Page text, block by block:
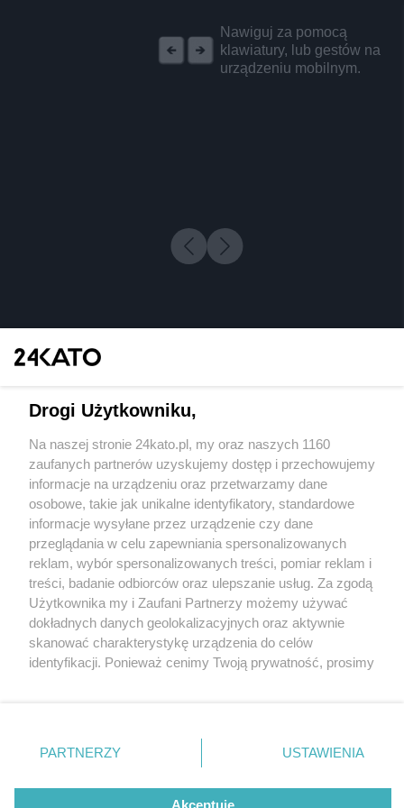
Nawiguj za pomocą
klawiatury, lub gestów na
urządzeniu mobilnym.
5 / 0
Wydawca mediów lokalnych
Nie zapomnij
zapoznać się z:
polityką prywatności regulamin korzystania z portali
Twojemiasto
Piekary Śląskie
Chorzów
Tarnowskie Góry
Gliwice
Skontakuj sięz nami
Kontakt
Wydawca
Redakcja
Drogi Użytkowniku,
Na naszej stronie 24kato.pl, my oraz naszych 1160
zaufanych partnerów uzyskujemy dostęp i przechowujemy
informacje na urządzeniu oraz przetwarzamy dane
osobowe, takie jak unikalne identyfikatory, standardowe
informacje wysyłane przez urządzenie czy dane
przeglądania w celu zapewniania spersonalizowanych
reklam, wybór spersonalizowanych treści, pomiar reklam i
treści, badanie odbiorców oraz ulepszanie usług. Za zgodą
Użytkownika my i Zaufani Partnerzy możemy używać
dokładnych danych geolokalizacyjnych oraz aktywnie
skanować charakterystykę urządzenia do celów
identyfikacji. Ponieważ cenimy Twoją prywatność, prosimy
prywatności znajdujący się w lewym dolnym rogu strony
. Niektóre rodzaje przetwarzania danych nie wymagają
zgody użytkownika, ale masz prawo sprzeciwić się
takiemu przetwarzaniu. Preferencje będą miały
PARTNERZY USTAWIENIA
Akceptuję